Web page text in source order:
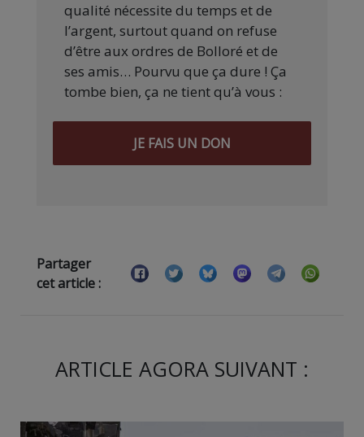
qualité nécessite du temps et de
l’argent, surtout quand on refuse
d’être aux ordres de Bolloré et de
ses amis… Pourvu que ça dure ! Ça
tombe bien, ça ne tient qu’à vous :
JE FAIS UN DON
Partager
cet article :
ARTICLE AGORA SUIVANT :